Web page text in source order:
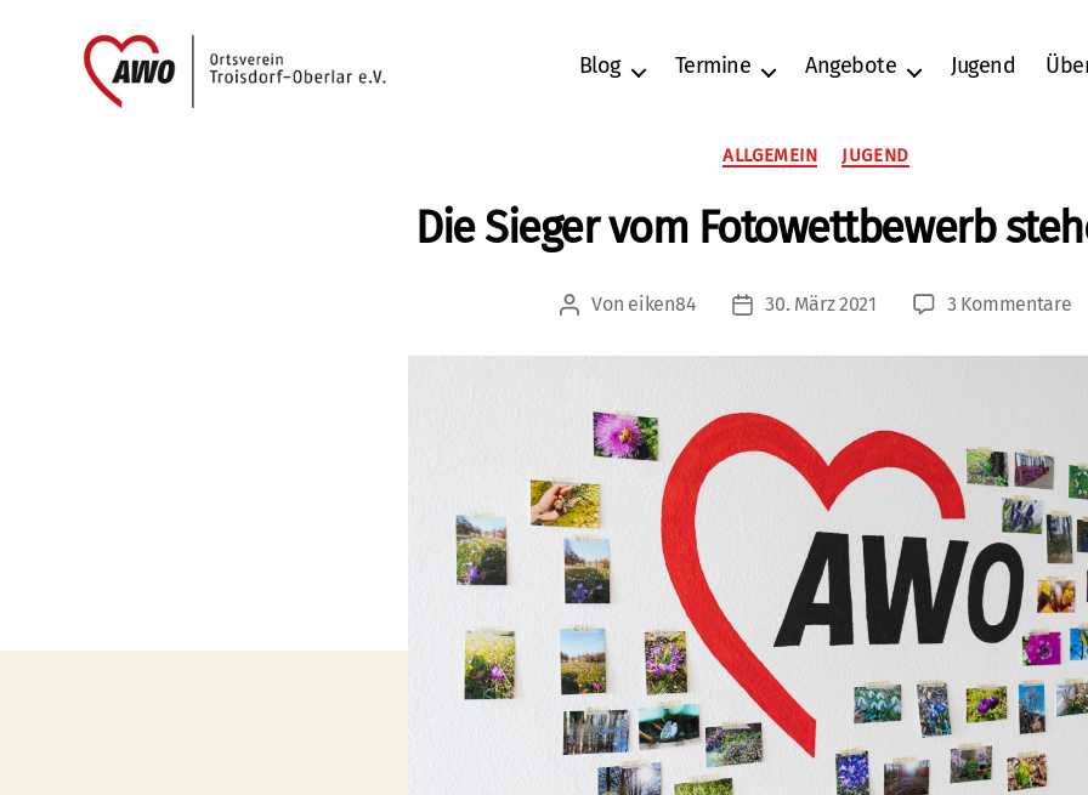
Blog Termine Angebote Jugend
Kategorien
ALLGEMEIN JUGEND
Die Sieger vom Fotowettbewerb
Beitragsautor
Von eiken84 Veröffentlichungsdatum
30. März 2021 3 Kommentare